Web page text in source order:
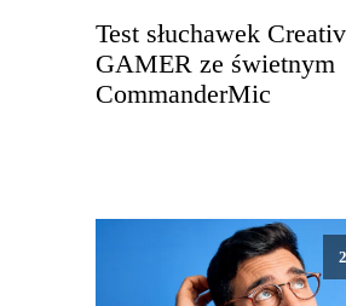
Test słuchawek
GAMER ze świetnym
CommanderMic